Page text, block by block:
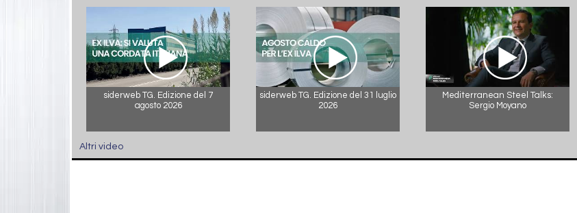
siderweb TG. Edizione del 7
agosto 2026
siderweb TG. Edizione del 31 luglio
2026
Mediterranean Steel Talks:
Sergio Moyano
Altri video